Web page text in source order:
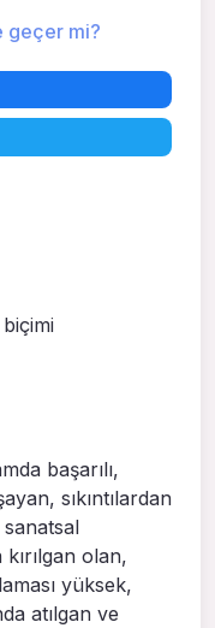
geçer mi?
başarılı,
sıkıntılardan
olan,
yüksek,
atılgan ve